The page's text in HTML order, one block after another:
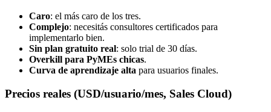
Caro: el más caro de los tres.
Complejo: necesitás consultores certificados para
implementarlo bien.
Sin plan gratuito real: solo trial de 30 días.
Overkill para PyMEs chicas.
Curva de aprendizaje alta para usuarios finales.
Precios reales (USD/usuario/mes, Sales Cloud)